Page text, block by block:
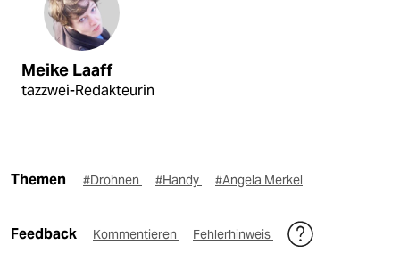
Meike Laaff
tazzwei-Redakteurin
Themen #Drohnen #Handy #Angela Merkel
Feedback Kommentieren Fehlerhinweis